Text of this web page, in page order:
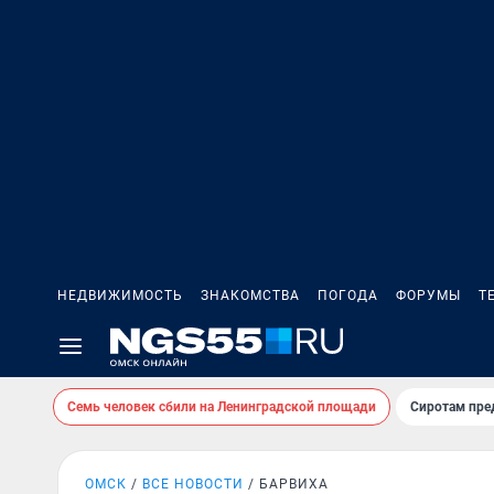
НЕДВИЖИМОСТЬ ЗНАКОМСТВА ПОГОДА ФОРУМЫ
Семь человек сбили на Ленинградской площади Сиротам
ОМСК ВСЕ НОВОСТИ БАРВИХА